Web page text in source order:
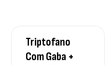
Triptofano
Com Gaba +